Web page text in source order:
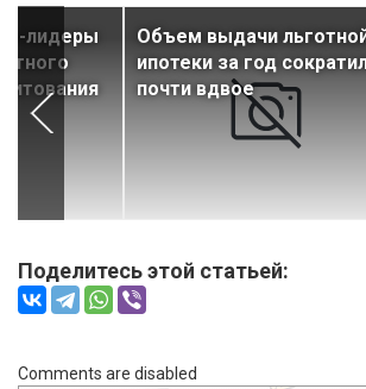
лидеры
Объем выдачи
ипотеки за год
почти вдвое
Поделитесь этой статьей:
Comments are disabled